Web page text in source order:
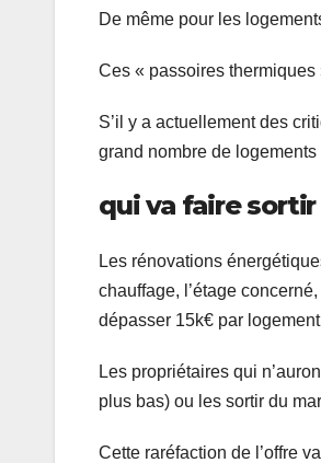
De même pour les
Ces « passoires
S’il y a actuellement des
grand nombre de
qui va faire
Les rénovations
chauffage, l’étage
dépasser 15k€ par
Les propriétaires qui
plus bas) ou les sortir du
Cette raréfaction de l’offre